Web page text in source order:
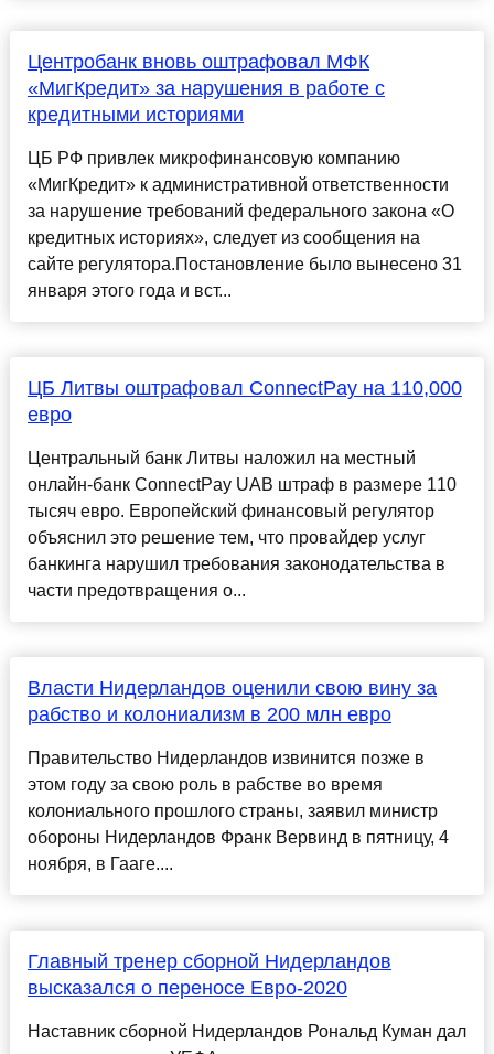
Центробанк вновь оштрафовал МФК
«МигКредит» за нарушения в работе с
кредитными историями
ЦБ РФ привлек микрофинансовую компанию
«МигКредит» к административной ответственности
за нарушение требований федерального закона «О
кредитных историях», следует из сообщения на
сайте регулятора.Постановление было вынесено 31
января этого года и вст...
ЦБ Литвы оштрафовал ConnectPay на 110,000
евро
Центральный банк Литвы наложил на местный
онлайн-банк ConnectPay UAB штраф в размере 110
тысяч евро. Европейский финансовый регулятор
объяснил это решение тем, что провайдер услуг
банкинга нарушил требования законодательства в
части предотвращения о...
Власти Нидерландов оценили свою вину за
рабство и колониализм в 200 млн евро
Правительство Нидерландов извинится позже в
этом году за свою роль в рабстве во время
колониального прошлого страны, заявил министр
обороны Нидерландов Франк Вервинд в пятницу, 4
ноября, в Гааге....
Главный тренер сборной Нидерландов
высказался о переносе Евро-2020
Наставник сборной Нидерландов Рональд Куман дал